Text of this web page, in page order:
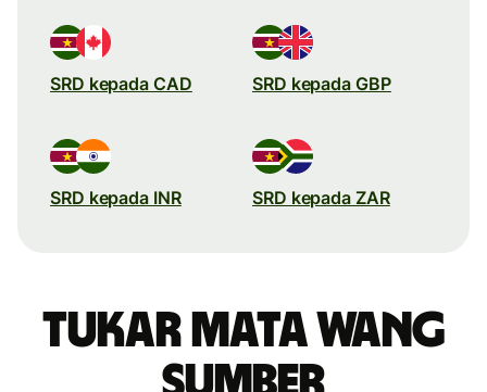
SRD kepada CAD SRD kepada GBP
SRD kepada INR SRD kepada ZAR
Tukar mata wang